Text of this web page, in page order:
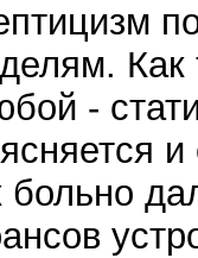
Как
-
и